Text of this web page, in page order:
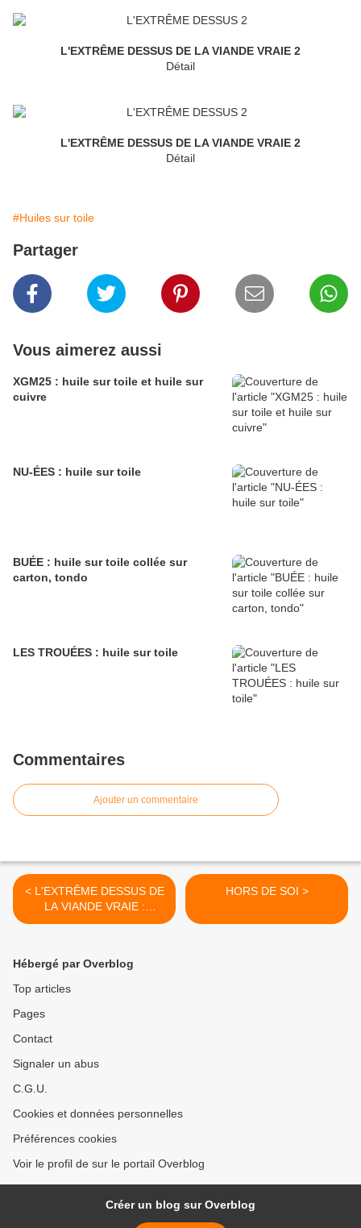
L'EXTRÊME DESSUS DE LA VIANDE VRAIE 2
Détail
L'EXTRÊME DESSUS DE LA VIANDE VRAIE 2
Détail
#Huiles sur toile
Partager
Vous aimerez aussi
XGM25 : huile sur toile et huile sur
cuivre
NU-ÉES : huile sur toile
BUÉE : huile sur toile collée sur
carton, tondo
LES TROUÉES : huile sur toile
Commentaires
Ajouter un commentaire
< L'EXTRÊME DESSUS DE
LA VIANDE VRAIE :
préparation
HORS DE SOI >
Hébergé par Overblog
Top articles
Pages
Contact
Signaler un abus
C.G.U.
Cookies et données personnelles
Préférences cookies
Voir le profil de sur le portail Overblog
Créer un blog sur Overblog